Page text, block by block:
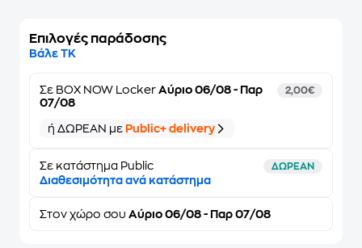
Επιλογές παράδοσης
Βάλε ΤΚ
Σε BOX NOW Locker Αύριο 06/08 - Παρ
07/08
2,00€
ή ΔΩΡΕΑΝ με Public+ delivery
Σε κατάστημα Public ΔΩΡΕΑΝ
Διαθεσιμότητα ανά κατάστημα
Στον χώρο σου Αύριο 06/08 - Παρ 07/08